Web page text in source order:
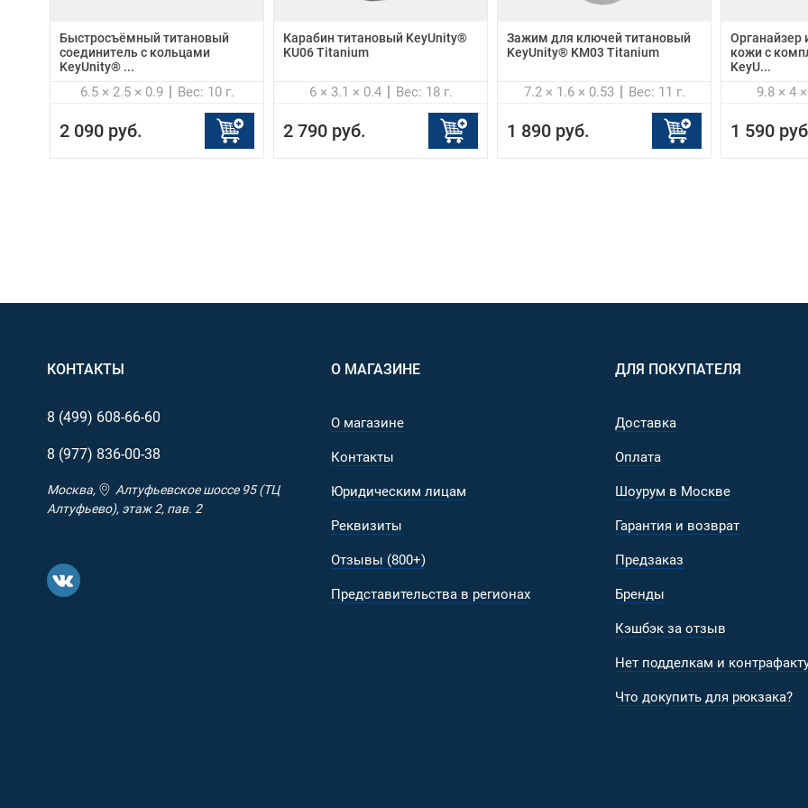
Быстросъёмный титановый
соединитель с кольцами
KeyUnity® ...
6.5 × 2.5 × 0.9 Вес: 10 г.
2 090 руб.
Карабин титановый KeyUnity®
KU06 Titanium
6 × 3.1 × 0.4 Вес: 18 г.
2 790 руб.
Зажим для ключей титановый
KeyUnity® KM03 Titanium
7.2 × 1.6 × 0.53 Вес: 11 г.
1 890 руб.
Органайзер
кожи с
KeyU...
9.8 × 4
1 590
КОНТАКТЫ
8 (499) 608-66-60
8 (977) 836-00-38
Москва,
Алтуфьевское шоссе 95 (ТЦ
Алтуфьево), этаж 2, пав. 2
О МАГАЗИНЕ
О магазине
Контакты
Юридическим лицам
Реквизиты
Отзывы (800+)
Представительства в регионах
ДЛЯ ПОКУПАТЕЛЯ
Доставка
Оплата
Шоурум в Москве
Гарантия и возврат
Предзаказ
Бренды
Кэшбэк за отзыв
Нет подделкам и
Что докупить для рюкзака?